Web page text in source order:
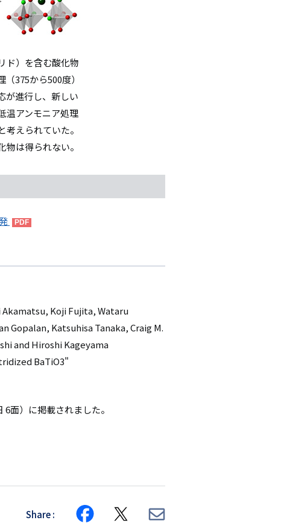
ド）を含む酸化物
375から500度）
が進行し、新しい
温アンモニア処理
えられていた。
は得られない。
Koji Fujita, Wataru
Gopalan, Katsuhisa Tanaka, Craig M.
and Hiroshi Kageyama
BaTiO3"
面）に掲載されました。
Share Share Share